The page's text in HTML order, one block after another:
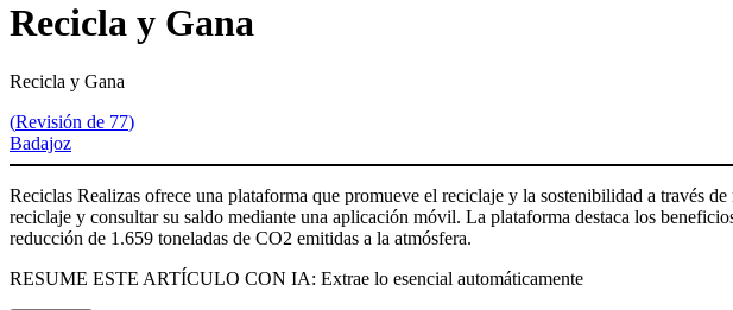
Recicla y Gana
Recicla y Gana
(Revisión de 77)
Badajoz
Reciclas Realizas ofrece una plataforma que promueve el reciclaje y la sostenibilidad a través
reciclaje y consultar su saldo mediante una aplicación móvil. La plataforma destaca los
reducción de 1.659 toneladas de CO2 emitidas a la atmósfera.
RESUME ESTE ARTÍCULO CON IA: Extrae lo esencial automáticamente